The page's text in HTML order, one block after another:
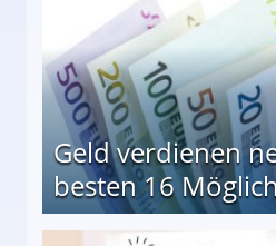
Geld verdienen
besten 16